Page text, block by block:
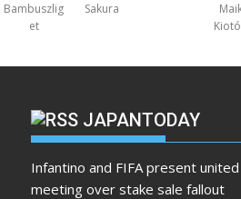
Bambuszlig
et
Sakura
JAPANTODAY
Infantino and FIFA present
meeting over stake sale fallout